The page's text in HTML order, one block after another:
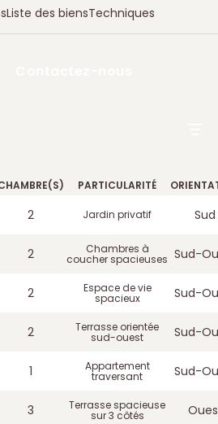
Liste des biensTechniques
PARTICULARITÉ
2 Jardin privatif Sud
2 Chambres à
coucher spacieuses Sud-
2 Espace de vie
spacieux Sud-
2 Terrasse orientée
sud-ouest Sud-
1 Appartement
traversant Sud-
3 Terrasse spacieuse
sur 3 côtés